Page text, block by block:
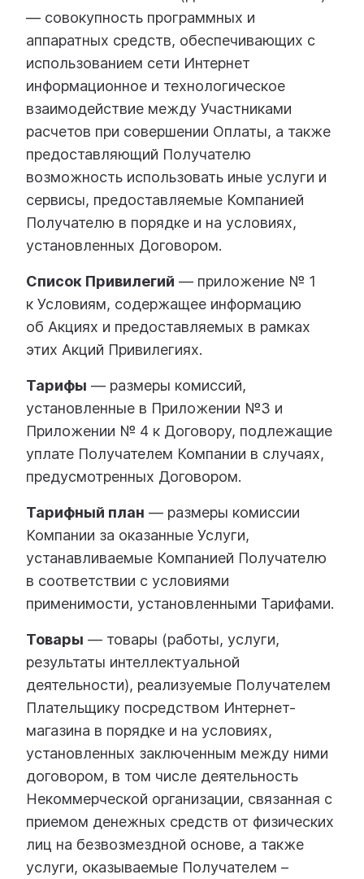
— совокупность программных и
аппаратных средств, обеспечивающих с
использованием сети Интернет
информационное и технологическое
взаимодействие между Участниками
расчетов при совершении Оплаты, а также
предоставляющий Получателю
возможность использовать иные услуги и
сервисы, предоставляемые Компанией
Получателю в порядке и на условиях,
установленных Договором.
Список Привилегий — приложение № 1
к Условиям, содержащее информацию
об Акциях и предоставляемых в рамках
этих Акций Привилегиях.
Тарифы — размеры комиссий,
установленные в Приложении №3 и
Приложении № 4 к Договору, подлежащие
уплате Получателем Компании в случаях,
предусмотренных Договором.
Тарифный план — размеры комиссии
Компании за оказанные Услуги,
устанавливаемые Компанией Получателю
в соответствии с условиями
применимости, установленными Тарифами.
Товары — товары (работы, услуги,
результаты интеллектуальной
деятельности), реализуемые Получателем
Плательщику посредством Интернет-
магазина в порядке и на условиях,
установленных заключенным между ними
договором, в том числе деятельность
Некоммерческой организации, связанная с
приемом денежных средств от физических
лиц на безвозмездной основе, а также
услуги, оказываемые Получателем –